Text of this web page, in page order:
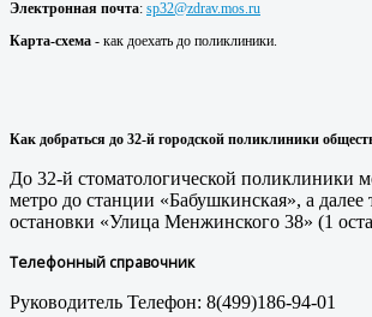
Электронная почта: sp32@zdrav.mos.ru
Карта-схема - как доехать до поликлиники.
Как добраться до 32-й городской поликлиники
До 32-й стоматологической поликлиники
метро до станции «Бабушкинская», а
остановки «Улица Менжинского 38» (1
Телефонный справочник
Руководитель Телефон: 8(499)186-94-01